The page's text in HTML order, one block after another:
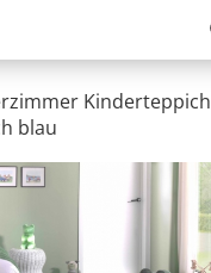
Kinderteppich
blau